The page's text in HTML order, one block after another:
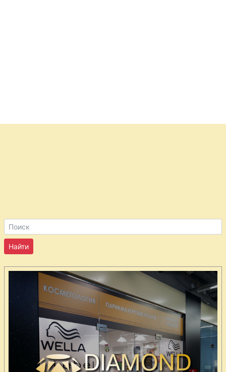
печенкой
Картофельные
оладьи с
Кебабы
Котлеты из
говядины по-
корейски